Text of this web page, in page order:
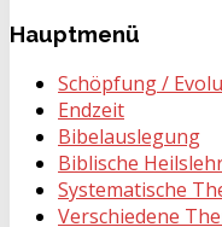
Hauptmenü
Schöpfung /
Endzeit
Bibelauslegung
Biblische
Systematische
Verschiedene